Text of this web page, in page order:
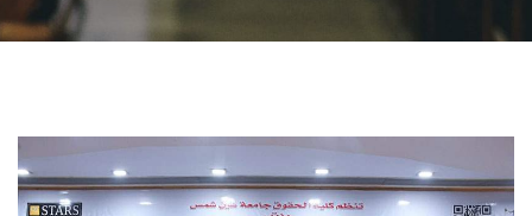
الطلاب